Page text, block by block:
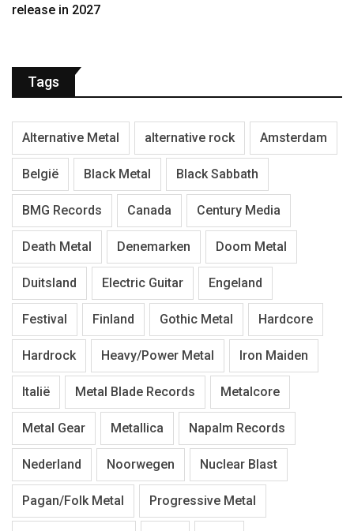
release in 2027
Tags
Alternative Metal alternative rock Amsterdam
België Black Metal Black Sabbath
BMG Records Canada Century Media
Death Metal Denemarken Doom Metal
Duitsland Electric Guitar Engeland
Festival Finland Gothic Metal Hardcore
Hardrock Heavy/Power Metal Iron Maiden
Italië Metal Blade Records Metalcore
Metal Gear Metallica Napalm Records
Nederland Noorwegen Nuclear Blast
Pagan/Folk Metal Progressive Metal